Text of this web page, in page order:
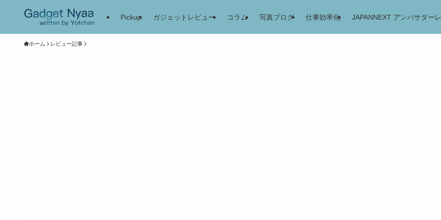
Pickup ガジェットレビュー コラム 写真ブログ 仕事効率化 JAPANNEXT アンバサダー
ホーム レビュー記事